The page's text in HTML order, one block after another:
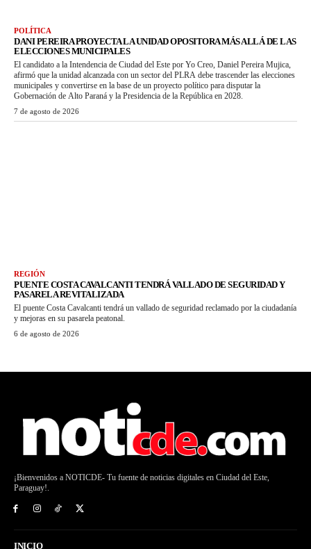
POLÍTICA
DANI PEREIRA PROYECTA LA UNIDAD OPOSITORA MÁS ALLÁ DE LAS
ELECCIONES MUNICIPALES
El candidato a la Intendencia de Ciudad del Este por Yo Creo, Daniel Pereira Mujica,
afirmó que la unidad alcanzada con un sector del PLRA debe trascender las elecciones
municipales y convertirse en la base de un proyecto político para disputar la
Gobernación de Alto Paraná y la Presidencia de la República en 2028.
7 de agosto de 2026
REGIÓN
PUENTE COSTA CAVALCANTI TENDRÁ VALLADO DE SEGURIDAD Y
PASARELA REVITALIZADA
El puente Costa Cavalcanti tendrá un vallado de seguridad reclamado por la ciudadanía
y mejoras en su pasarela peatonal.
6 de agosto de 2026
¡Bienvenidos a NOTICDE- Tu fuente de noticias digitales en Ciudad del Este,
Paraguay!.
INICIO